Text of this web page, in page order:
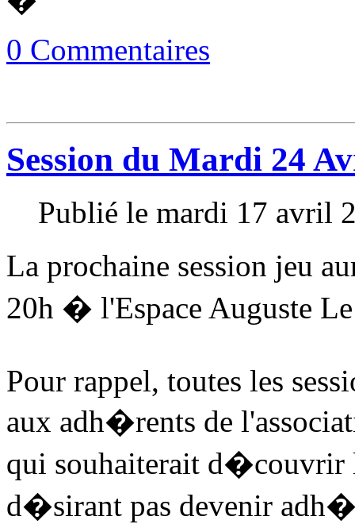
0 Commentaires
Session du Mardi 24
Publié le mardi 17 avril
La prochaine session jeu
20h � l'Espace Auguste
Pour rappel, toutes les
aux adh�rents de
qui souhaiterait d�couvrir
d�sirant pas devenir